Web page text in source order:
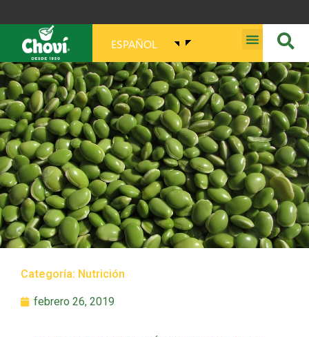
ESPAÑOL
Categoría: Nutrición
febrero 26, 2019